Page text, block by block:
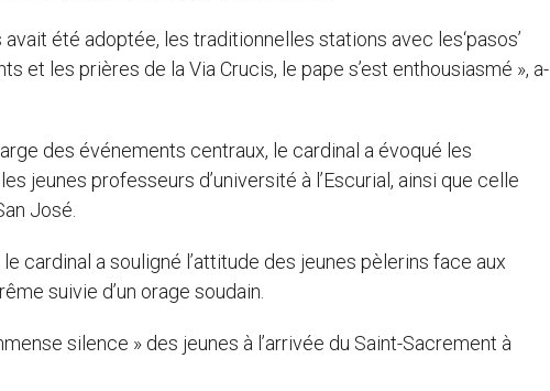
été adoptée, les traditionnelles stations avec les‘pasos’
et les prières de la Via Crucis, le pape s’est enthousiasmé », a-
des événements centraux, le cardinal a évoqué les
jeunes professeurs d’université à l’Escurial, ainsi que celle
José.
cardinal a souligné l’attitude des jeunes pèlerins face aux
suivie d’un orage soudain.
silence » des jeunes à l’arrivée du Saint-Sacrement à